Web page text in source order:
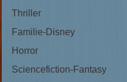
Thriller
Familie-Disney
Horror
Sciencefiction-Fantasy